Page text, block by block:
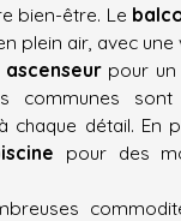
bien-être. Le
plein air, avec une
ascenseur pour
communes
détail. En
pour des